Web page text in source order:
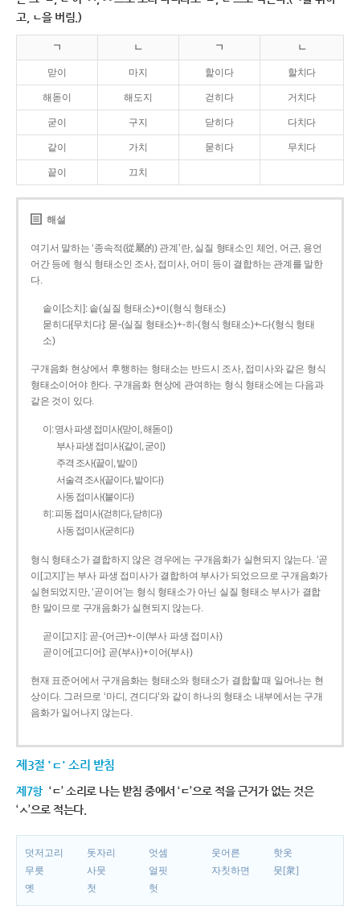
고, ㄴ을 버림.)
ㄱ ㄴ ㄱ ㄴ
맏이 마지 핥이다 할치다
해돋이 해도지 걷히다 거치다
굳이 구지 닫히다 다치다
같이 가치 묻히다 무치다
끝이 끄치
해설
여기서 말하는 ‘종속적(從屬的) 관계’란, 실질 형태소인 체언, 어근, 용언
어간 등에 형식 형태소인 조사, 접미사, 어미 등이 결합하는 관계를 말한
다.
솥이[소치]: 솥(실질 형태소)+이(형식 형태소)
묻히다[무치다]: 묻­-(실질 형태소)+­-히­-(형식 형태소)+-다(형식 형태
소)
구개음화 현상에서 후행하는 형태소는 반드시 조사, 접미사와 같은 형식
형태소이어야 한다. 구개음화 현상에 관여하는 형식 형태소에는 다음과
같은 것이 있다.
이: 명사 파생 접미사(맏이, 해돋이)
부사 파생 접미사(같이, 굳이)
주격 조사(끝이, 밭이)
서술격 조사(끝이다, 밭이다)
사동 접미사(붙이다)
히: 피동 접미사(걷히다, 닫히다)
사동 접미사(굳히다)
형식 형태소가 결합하지 않은 경우에는 구개음화가 실현되지 않는다. ‘곧
이[고지]’는 부사 파생 접미사가 결합하여 부사가 되었으므로 구개음화가
실현되었지만, ‘곧이어’는 형식 형태소가 아닌 실질 형태소 부사가 결합
한 말이므로 구개음화가 실현되지 않는다.
곧이[고지]: 곧-­(어근)+­-이(부사 파생 접미사)
곧이어[고디어]: 곧(부사)+이어(부사)
현재 표준어에서 구개음화는 형태소와 형태소가 결합할 때 일어나는 현
상이다. 그러므로 ‘마디, 견디다’와 같이 하나의 형태소 내부에서는 구개
음화가 일어나지 않는다.
제3절 'ㄷ' 소리 받침
제7항 ‘ㄷ’ 소리로 나는 받침 중에서 ‘ㄷ’으로 적을 근거가 없는 것은
‘ㅅ’으로 적는다.
덧저고리 돗자리 엇셈 웃어른
핫옷
무릇
사뭇 얼핏 자칫하면
뭇[衆]
옛
첫 헛